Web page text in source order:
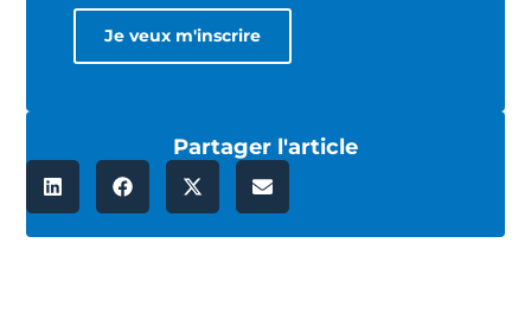
Partager l'article